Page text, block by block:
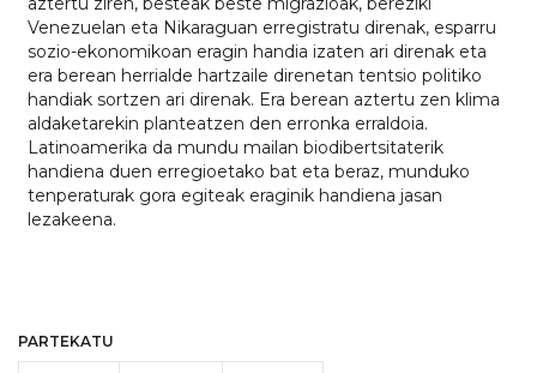
Venezuelan eta Nikaraguan erregistratu direnak, esparru
sozio-ekonomikoan eragin handia izaten ari direnak eta
era berean herrialde hartzaile direnetan tentsio politiko
handiak sortzen ari direnak. Era berean aztertu zen klima
aldaketarekin planteatzen den erronka erraldoia.
Latinoamerika da mundu mailan biodibertsitaterik
handiena duen erregioetako bat eta beraz, munduko
tenperaturak gora egiteak eraginik handiena jasan
lezakeena.
PARTEKATU